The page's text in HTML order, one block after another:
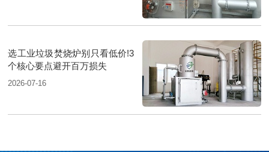
选工业垃圾焚烧炉别只看低价!3
个核心要点避开百万损失
2026-07-16